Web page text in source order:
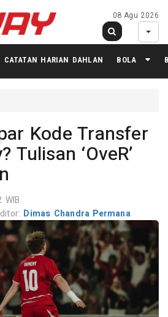
08 Agu 2026
CATATAN HARIAN DAHLAN BOLA
Kode Transfer
Tulisan ‘OveR’
WIB
Dimas Chandra Permana